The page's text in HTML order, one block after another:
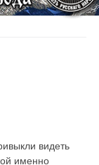
видеть
именно